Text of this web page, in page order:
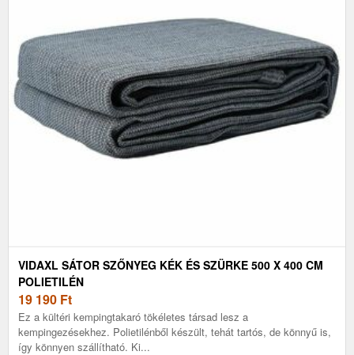
VIDAXL SÁTOR SZŐNYEG KÉK ÉS SZÜRKE 500 X 400 CM
POLIETILÉN
19 190 Ft
Ez a kültéri kempingtakaró tökéletes társad lesz a
kempingezésekhez. Polietilénből készült, tehát tartós, de könnyű is,
így könnyen szállítható. Ki...